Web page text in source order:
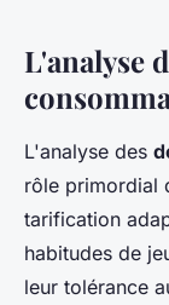
L'analyse
L'analyse des
rôle primordial
tarification
habitudes de
leur tolérance